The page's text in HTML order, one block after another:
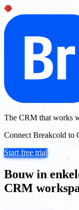
The CRM that works
Connect Breakcold to
Start free trial
Bouw in
CRM